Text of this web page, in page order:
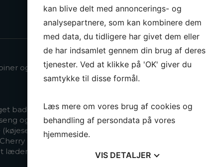
og toiletter.
badeværelse
og eget badeværelse
Gloss)
læder
kan blive delt med annoncerings- og
analysepartnere, som kan kombinere dem
med data, du tidligere har givet dem eller
de har indsamlet gennem din brug af deres
tjenester. Ved at klikke på 'OK' giver du
samtykke til disse formål.
Læs mere om vores brug af cookies og
behandling af persondata på vores
hjemmeside.
VIS DETALJER